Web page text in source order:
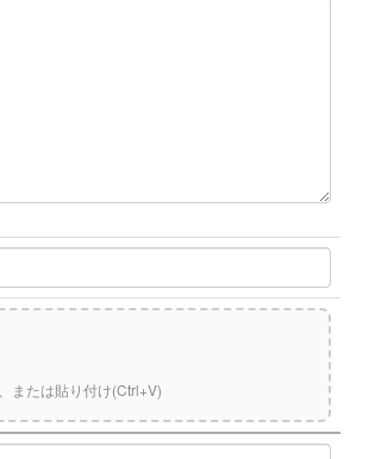
または貼り付け(Ctrl+V)